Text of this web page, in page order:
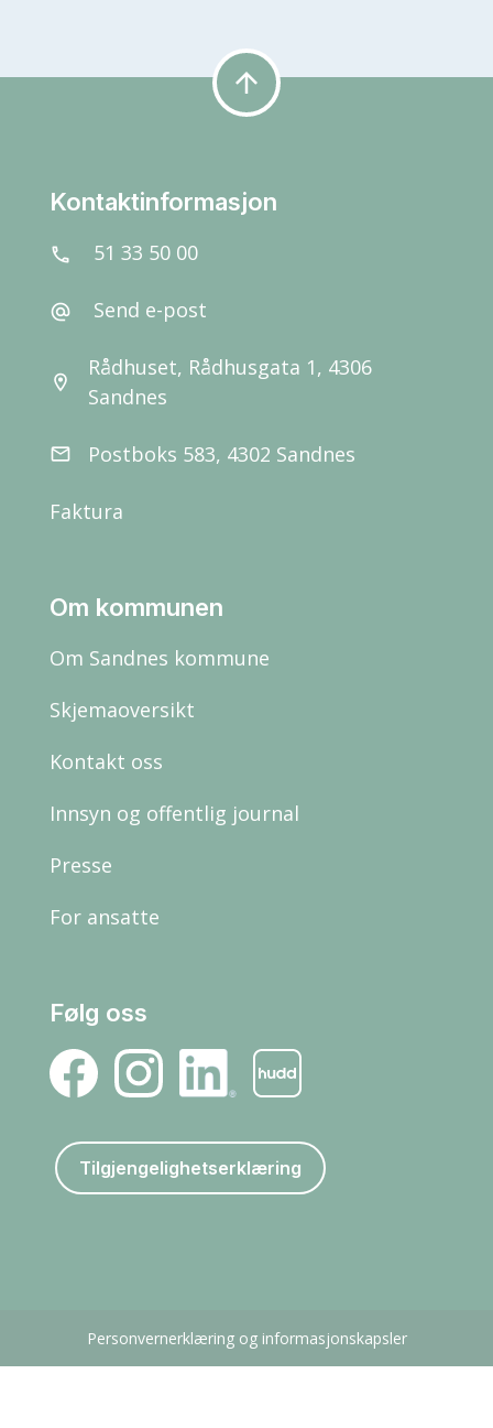
arrow_upward
Kontaktinformasjon
call 51 33 50 00
alternate_email Send e-post
location_on
Rådhuset, Rådhusgata 1, 4306
Sandnes
email Postboks 583, 4302 Sandnes
Faktura
Om kommunen
Om Sandnes kommune
Skjemaoversikt
Kontakt oss
Innsyn og offentlig journal
Presse
For ansatte
Følg oss
Tilgjengelighetserklæring
Personvernerklæring og informasjonskapsler